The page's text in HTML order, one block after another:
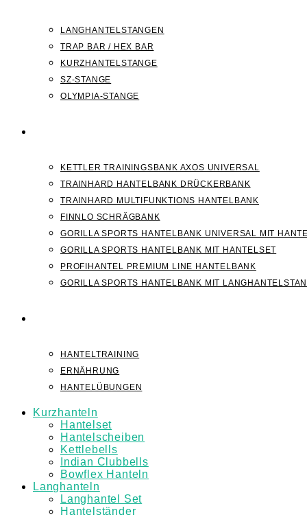
LANGHANTELSTANGEN
TRAP BAR / HEX BAR
KURZHANTELSTANGE
SZ-STANGE
OLYMPIA-STANGE
KETTLER TRAININGSBANK AXOS UNIVERSAL
TRAINHARD HANTELBANK DRÜCKERBANK
TRAINHARD MULTIFUNKTIONS HANTELBANK
FINNLO SCHRÄGBANK
GORILLA SPORTS HANTELBANK UNIVERSAL MIT
GORILLA SPORTS HANTELBANK MIT HANTELSET
PROFIHANTEL PREMIUM LINE HANTELBANK
GORILLA SPORTS HANTELBANK MIT
HANTELTRAINING
ERNÄHRUNG
HANTELÜBUNGEN
Kurzhanteln
Hantelset
Hantelscheiben
Kettlebells
Indian Clubbells
Bowflex Hanteln
Langhanteln
Langhantel Set
Hantelständer